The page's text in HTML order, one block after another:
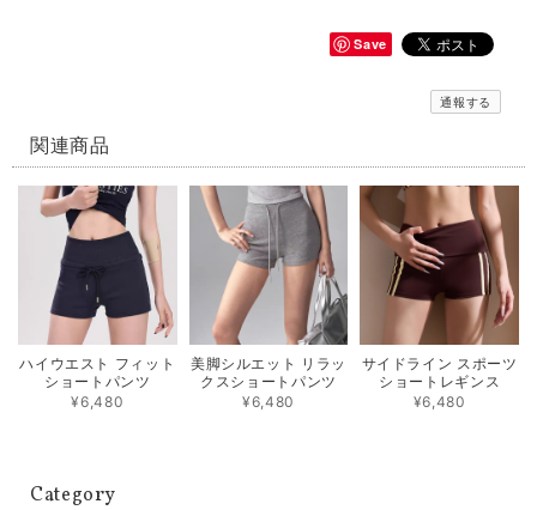
Save
通報する
関連商品
ハイウエスト フィット
ショートパンツ
¥6,480
美脚シルエット リラッ
クスショートパンツ
¥6,480
サイドライン スポーツ
ショートレギンス
¥6,480
Category